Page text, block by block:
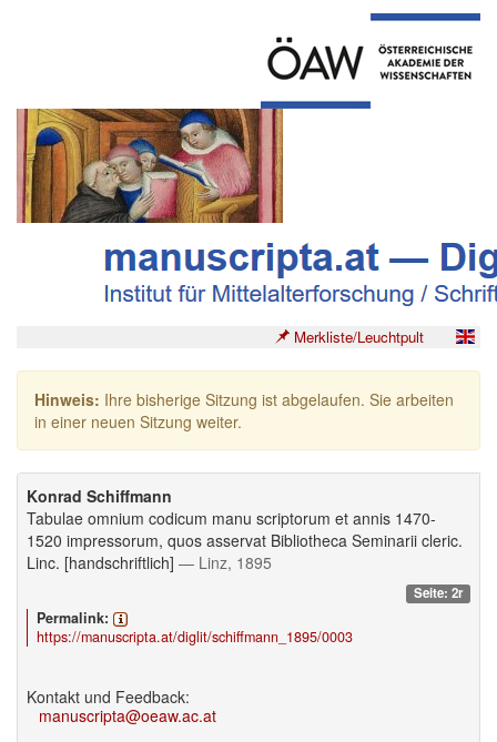
Merkliste/Leuchtpult
Hinweis: Ihre bisherige Sitzung ist abgelaufen. Sie arbeiten
in einer neuen Sitzung weiter.
Konrad Schiffmann
Tabulae omnium codicum manu scriptorum et annis 1470-
1520 impressorum, quos asservat Bibliotheca Seminarii cleric.
Linc. [handschriftlich] — Linz, 1895
Seite: 2r
Permalink:
https://manuscripta.at/diglit/schiffmann_1895/0003
Kontakt und Feedback:
manuscripta@oeaw.ac.at